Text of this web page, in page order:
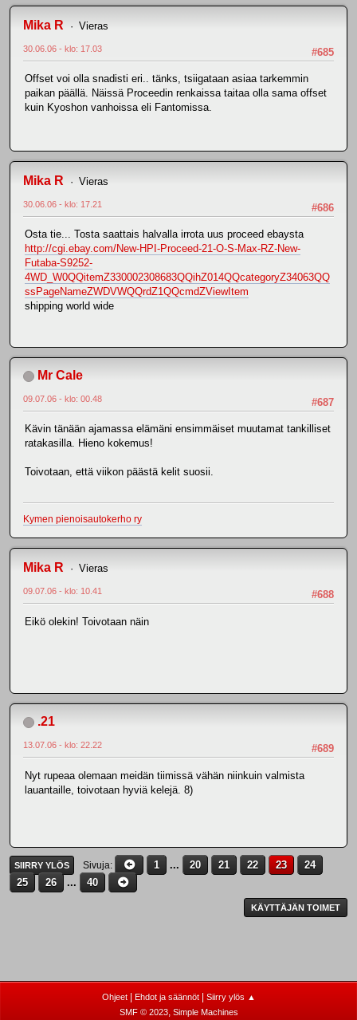
Mika R Vieras
#685
30.06.06 - klo: 17.03
Offset voi olla snadisti eri.. tänks, tsiigataan asiaa tarkemmin
paikan päällä. Näissä Proceedin renkaissa taitaa olla sama offset
kuin Kyoshon vanhoissa eli Fantomissa.
Mika R Vieras
#686
30.06.06 - klo: 17.21
Osta tie... Tosta saattais halvalla irrota uus proceed ebaysta
http://cgi.ebay.com/New-HPI-Proceed-21-O-S-Max-RZ-New-
Futaba-S9252-
4WD_W0QQitemZ330002308683QQihZ014QQcategoryZ34063QQ
ssPageNameZWDVWQQrdZ1QQcmdZViewItem
shipping world wide
Mr Cale
#687
09.07.06 - klo: 00.48
Kävin tänään ajamassa elämäni ensimmäiset muutamat tankilliset
ratakasilla. Hieno kokemus!
Toivotaan, että viikon päästä kelit suosii.
Kymen pienoisautokerho ry
Mika R Vieras
#688
09.07.06 - klo: 10.41
Eikö olekin! Toivotaan näin
.21
#689
13.07.06 - klo: 22.22
Nyt rupeaa olemaan meidän tiimissä vähän niinkuin valmista
lauantaille, toivotaan hyviä kelejä. 8)
SIIRRY YLÖS Sivuja 1 ... 20 21 22 23
24
25
26 ... 40
KÄYTTÄJÄN TOIMET
Ohjeet| Ehdot ja säännöt| Siirry ylös ▲
SMF © 2023, Simple Machines